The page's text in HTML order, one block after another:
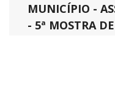
MUNICÍPIO -
- 5ª MOSTRA